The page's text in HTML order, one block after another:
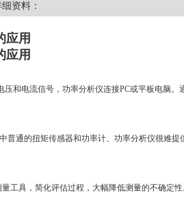
资料：
应用
应用
压和电流信号，功率分析仪连接PC或平板电脑。
通的扭矩传感器和功率计、功率分析仪很难提
工具，简化评估过程，大幅降低测量的不确定性